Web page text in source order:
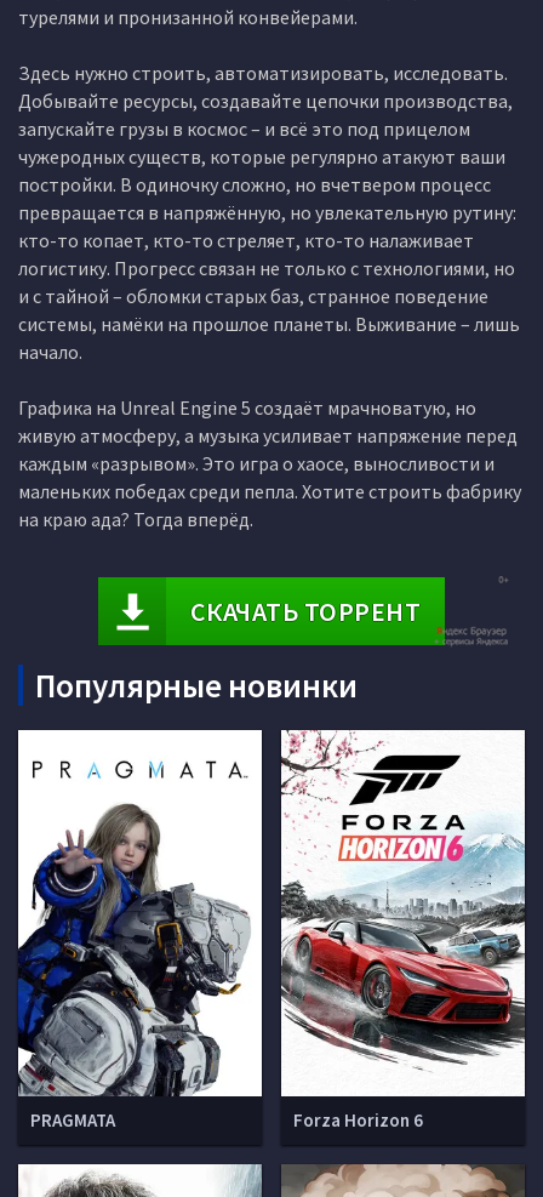
турелями и пронизанной конвейерами.
Здесь нужно строить, автоматизировать, исследовать.
Добывайте ресурсы, создавайте цепочки производства,
запускайте грузы в космос – и всё это под прицелом
чужеродных существ, которые регулярно атакуют ваши
постройки. В одиночку сложно, но вчетвером процесс
превращается в напряжённую, но увлекательную рутину:
кто-то копает, кто-то стреляет, кто-то налаживает
логистику. Прогресс связан не только с технологиями, но
и с тайной – обломки старых баз, странное поведение
системы, намёки на прошлое планеты. Выживание – лишь
начало.
Графика на Unreal Engine 5 создаёт мрачноватую, но
живую атмосферу, а музыка усиливает напряжение перед
каждым «разрывом». Это игра о хаосе, выносливости и
маленьких победах среди пепла. Хотите строить фабрику
на краю ада? Тогда вперёд.
СКАЧАТЬ ТОРРЕНТ
Популярные новинки
PRAGMATA Forza Horizon 6